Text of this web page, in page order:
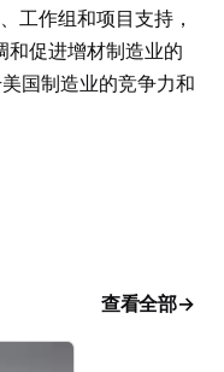
工作组和项目支持，
和促进增材制造业的
国制造业的竞争力和
查看全部